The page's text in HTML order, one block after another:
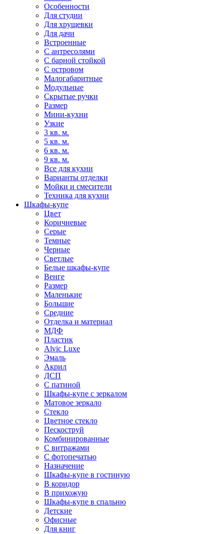
Особенности
Для студии
Для хрущевки
Для дачи
Встроенные
С антресолями
С барной стойкой
С островом
Малогабаритные
Модульные
Скрытые ручки
Размер
Мини-кухни
Узкие
3 кв. м.
5 кв. м.
6 кв. м.
9 кв. м.
Все для кухни
Варианты отделки
Мойки и смесители
Техника для кухни
Шкафы-купе
Цвет
Коричневые
Серые
Темные
Черные
Светлые
Белые шкафы-купе
Венге
Размер
Маленькие
Большие
Средние
Отделка и материал
МДФ
Пластик
Alvic Luxe
Эмаль
Акрил
ДСП
С патиной
Шкафы-купе с зеркалом
Матовое зеркало
Стекло
Цветное стекло
Пескоструй
Комбинированные
С витражами
С фотопечатью
Назначение
Шкафы-купе в гостиную
В коридор
В прихожую
Шкафы-купе в спальню
Детские
Офисные
Для книг